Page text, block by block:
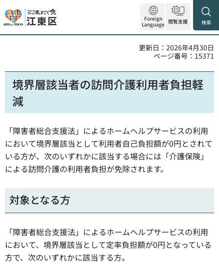
Foreign
Language 閲覧支援 検索
更新日：2026年4月30日
ページ番号：15371
境界層該当者の訪問介護利用者負担軽
減
「障害者総合支援法」によるホームヘルプサービスの利用
において境界層該当として利用者自己負担額が0円とされて
いる方が、次のいずれかに該当する場合には「介護保険」
による訪問介護の利用者負担が免除されます。
対象となる方
「障害者総合支援法」によるホームヘルプサービスの利用
において、境界層該当として定率負担額が0円となっている
方で、次のいずれかに該当する方。